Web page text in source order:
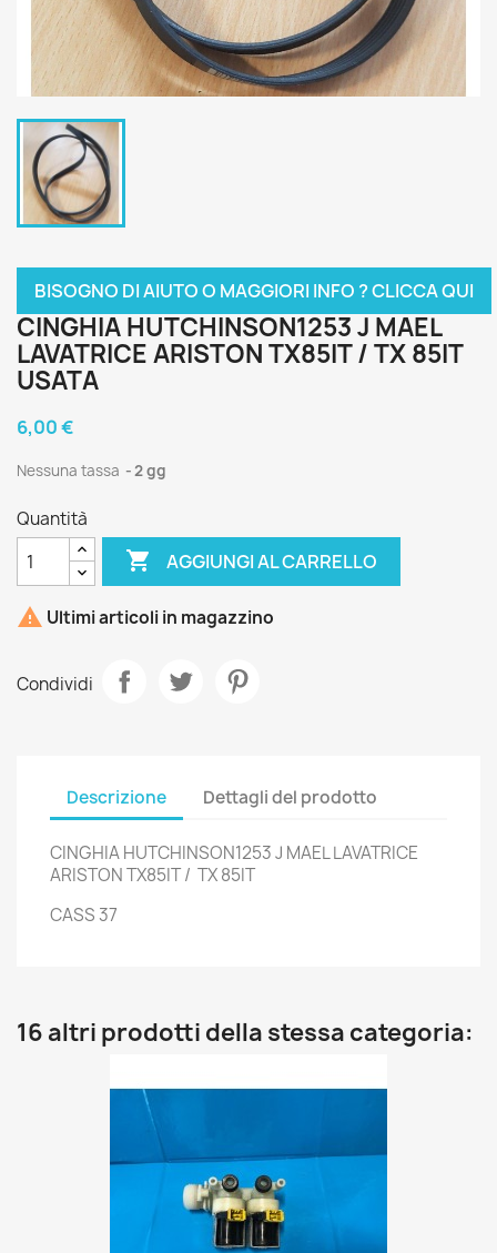
BISOGNO DI AIUTO O MAGGIORI INFO ? CLICCA QUI
CINGHIA HUTCHINSON1253 J MAEL
LAVATRICE ARISTON TX85IT / TX 85IT
USATA
6,00 €
Nessuna tassa 2 gg
Quantità
 AGGIUNGI AL CARRELLO
 Ultimi articoli in magazzino
Condividi
Descrizione Dettagli del prodotto
CINGHIA HUTCHINSON1253 J MAEL LAVATRICE
ARISTON TX85IT / TX 85IT
CASS 37
16 altri prodotti della stessa categoria: